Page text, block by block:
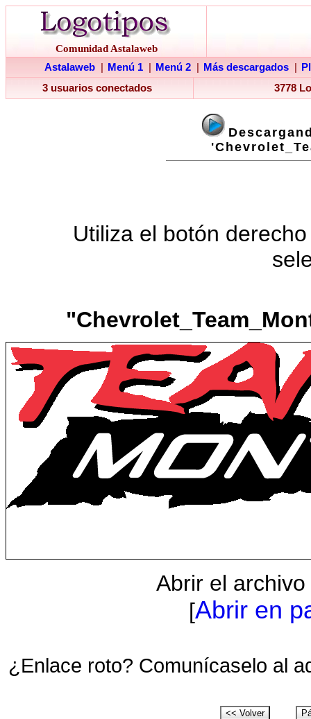
Comunidad Astalaweb
Astalaweb
Menú 1 Menú 2 Más descargados
3 usuarios conectados
3778
Utiliza el botón
Abrir el
[Abrir en
¿Enlace roto? Comunícaselo al